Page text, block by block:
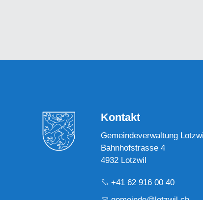
Kontakt
Gemeindeverwaltung
Bahnhofstrasse 4
4932 Lotzwil
+41 62 916 00 40